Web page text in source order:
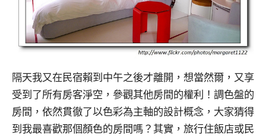
隔天我又在民宿賴到中午之後才離開，想當然爾，又享
受到了所有房客淨空，參觀其他房間的權利！調色盤的
房間，依然貫徹了以色彩為主軸的設計概念，大家猜得
到我最喜歡那個顏色的房間嗎？其實，旅行住飯店或民